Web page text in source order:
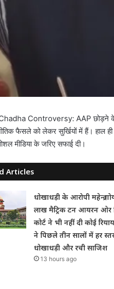
Controversy: AAP छोड़ने के
फैसले को लेकर सुर्खियों में हैं। हाल
मीडिया के जरिए सफाई दी।
Articles
धोखाधड़ी के आरोपी महेन्द्र
लाख मैट्रिक टन आयरन ओर
कोर्ट ने भी नहीं दी कोई
ने पिछले तीन सालों में हर
धोखाधड़ी और रची साजिश
13 hours ago